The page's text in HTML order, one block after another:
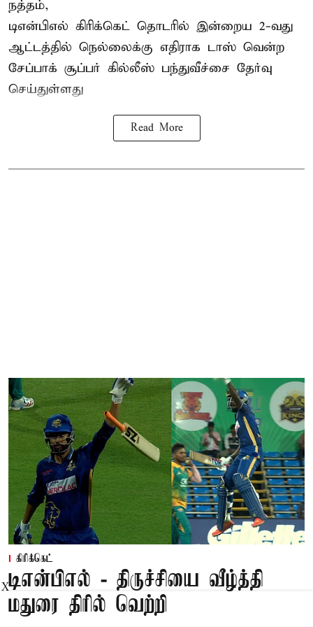
நத்தம்,
டிஎன்பிஎல் கிரிக்கெட் தொடரில் இன்றைய 2-வது
ஆட்டத்தில் நெல்லைக்கு எதிராக டாஸ் வென்ற
சேப்பாக் சூப்பர் கில்லீஸ் பந்துவீச்சை தேர்வு
செய்துள்ளது
Read More
கிரிக்கெட்
டிஎன்பிஎல் - திருச்சியை வீழ்த்தி
மதுரை திரில் வெற்றி
X